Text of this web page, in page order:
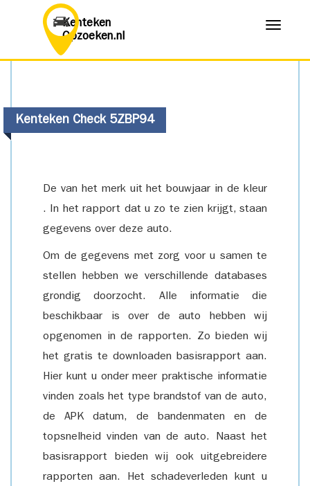
Kenteken
Opzoeken.nl
Menu
Kenteken Check 5ZBP94
De van het merk uit het bouwjaar in de kleur
. In het rapport dat u zo te zien krijgt, staan
gegevens over deze auto.
Om de gegevens met zorg voor u samen te
stellen hebben we verschillende databases
grondig doorzocht. Alle informatie die
beschikbaar is over de auto hebben wij
opgenomen in de rapporten. Zo bieden wij
het gratis te downloaden basisrapport aan.
Hier kunt u onder meer praktische informatie
vinden zoals het type brandstof van de auto,
de APK datum, de bandenmaten en de
topsnelheid vinden van de auto. Naast het
basisrapport bieden wij ook uitgebreidere
rapporten aan. Het schadeverleden kunt u